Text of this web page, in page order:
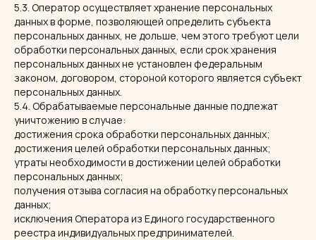
5.3. Оператор осуществляет хранение персональных
данных в форме, позволяющей определить субъекта
персональных данных, не дольше, чем этого требуют цели
обработки персональных данных, если срок хранения
персональных данных не установлен федеральным
законом, договором, стороной которого является субъект
персональных данных.
5.4. Обрабатываемые персональные данные подлежат
уничтожению в случае:
достижения срока обработки персональных данных;
достижения целей обработки персональных данных;
утраты необходимости в достижении целей обработки
персональных данных;
получения отзыва согласия на обработку персональных
данных;
исключения Оператора из Единого государственного
реестра индивидуальных предпринимателей.